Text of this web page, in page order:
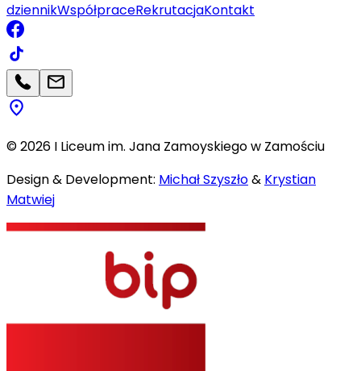
dziennikWspółpraceRekrutacjaKontakt
©2026 I Liceum im. Jana Zamoyskiego w Zamościu
Design & Development: Michał Szyszło& Krystian
Matwiej